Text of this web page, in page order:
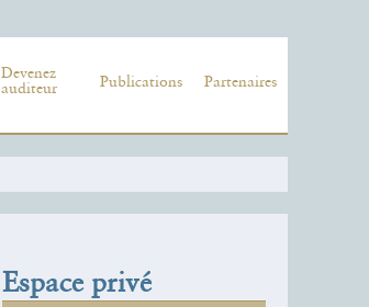
Devenez
auditeur
Publications Partenaires
Espace privé